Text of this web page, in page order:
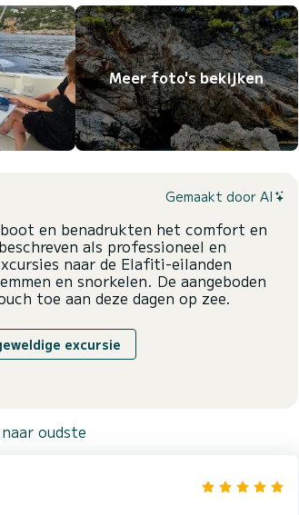
Meer foto's bekijken
Gemaakt door AI
en benadrukten het comfort en
als professioneel en
naar de Elafiti-eilanden
en snorkelen. De aangeboden
toe aan deze dagen op zee.
excursie
oudste